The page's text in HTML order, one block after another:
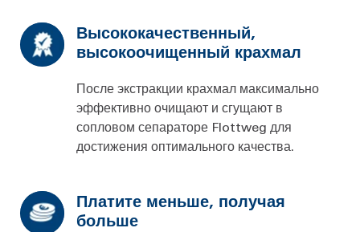
Высококачественный,
высокоочищенный крахмал
После экстракции крахмал максимально
эффективно очищают и сгущают в
сопловом сепараторе Flottweg для
достижения оптимального качества.
Платите меньше, получая
больше